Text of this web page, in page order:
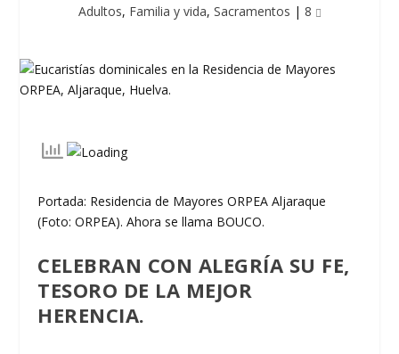
Adultos, Familia y vida, Sacramentos | 8
Portada: Residencia de Mayores ORPEA Aljaraque
(Foto: ORPEA). Ahora se llama BOUCO.
CELEBRAN CON ALEGRÍA SU FE,
TESORO DE LA MEJOR
HERENCIA.